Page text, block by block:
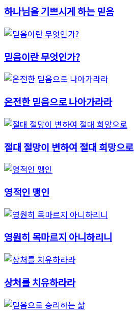
하나님을 기쁘시게 하는 믿음
믿음이란 무엇인가?
온전한 믿음으로 나아가라라
절대 절망이 변하여 절대 희망으로
영적인 맹인
영원히 목마르지 아니하리니
상처를 치유하라라